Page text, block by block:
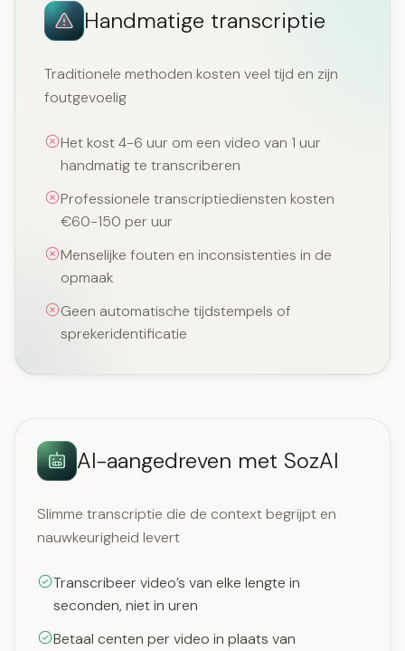
Handmatige transcriptie
Traditionele methoden kosten veel tijd en zijn
foutgevoelig
Het kost 4-6 uur om een video van 1 uur
handmatig te transcriberen
Professionele transcriptiediensten kosten
€60-150 per uur
Menselijke fouten en inconsistenties in de
opmaak
Geen automatische tijdstempels of
sprekeridentificatie
AI-aangedreven met SozAI
Slimme transcriptie die de context begrijpt en
nauwkeurigheid levert
Transcribeer video’s van elke lengte in
seconden, niet in uren
Betaal centen per video in plaats van